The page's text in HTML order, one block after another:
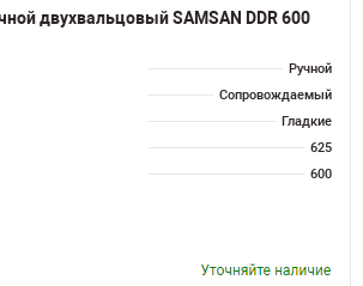
двухвальцовый SAMSAN DDR 600
Ручной
Сопровождаемый
Гладкие
625
600